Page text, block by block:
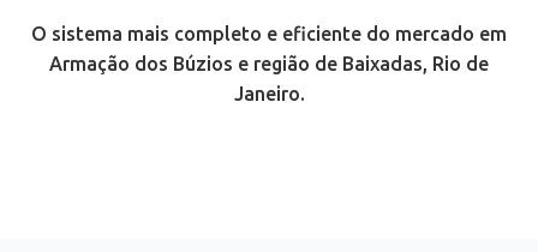
O sistema mais completo e eficiente do mercado em
Armação dos Búzios e região de Baixadas, Rio de
Janeiro.